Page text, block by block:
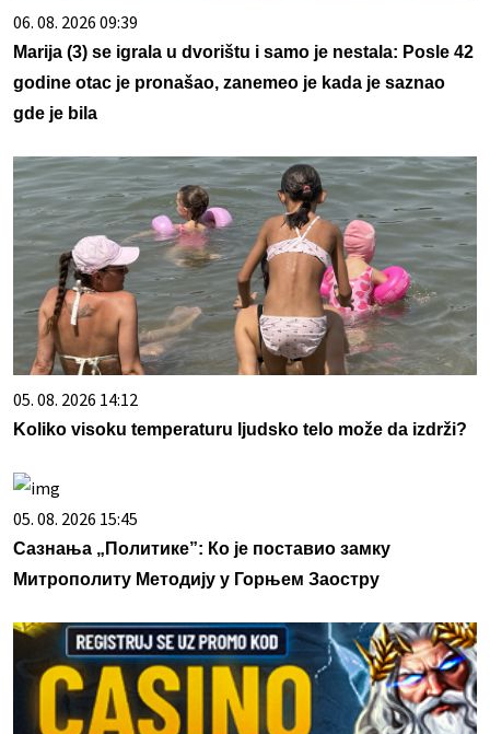
06. 08. 2026 09:39
Marija (3) se igrala u dvorištu i samo je nestala: Posle 42
godine otac je pronašao, zanemeo je kada je saznao
gde je bila
05. 08. 2026 14:12
Koliko visoku temperaturu ljudsko telo može da izdrži?
05. 08. 2026 15:45
Сазнања „Политике”: Ко је поставио замку
Митрополиту Методију у Горњем Заостру